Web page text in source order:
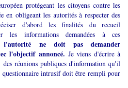
protégeant les citoyens contre les
en obligeant les autorités à respecter des
d'abord les finalités du recueil
les informations demandées à ces
l'autorité ne doit pas demander
l'objectif annoncé. Je viens d'écrire à
réunions publiques d'information qu'il
questionnaire intrusif doit être rempli pour